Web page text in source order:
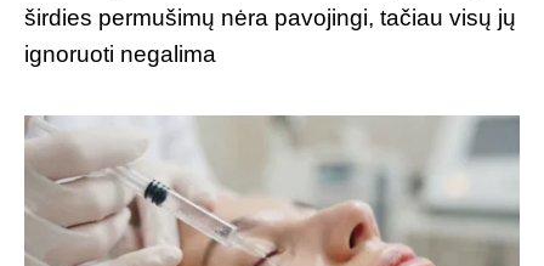
širdies permušimų nėra pavojingi, tačiau visų jų
ignoruoti negalima